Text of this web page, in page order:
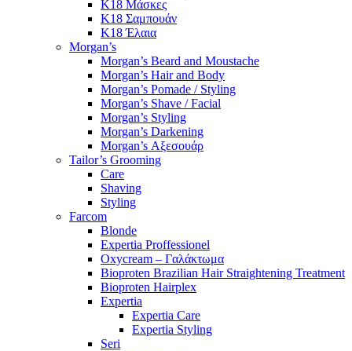
K18 Μάσκες
K18 Σαμπουάν
K18 Έλαια
Morgan’s
Morgan’s Beard and Moustache
Morgan’s Hair and Body
Morgan’s Pomade / Styling
Morgan’s Shave / Facial
Morgan’s Styling
Morgan’s Darkening
Morgan’s Αξεσουάρ
Tailor’s Grooming
Care
Shaving
Styling
Farcom
Blonde
Expertia Proffessionel
Oxycream – Γαλάκτωμα
Bioproten Brazilian Hair Straightening Treatment
Bioproten Hairplex
Expertia
Expertia Care
Expertia Styling
Seri